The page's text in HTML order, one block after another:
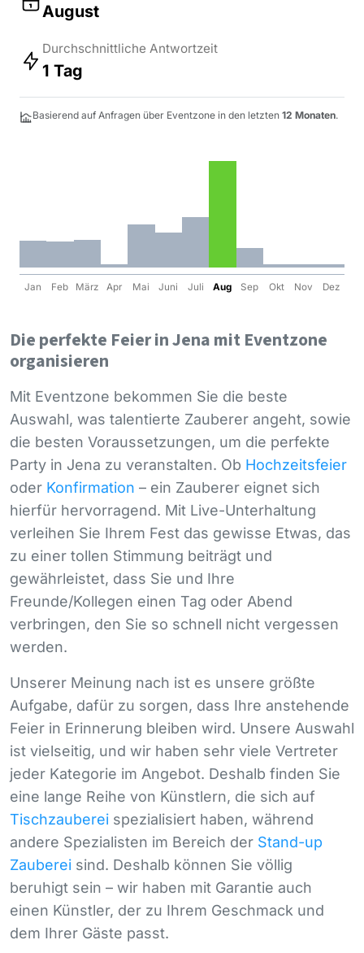
August
Durchschnittliche Antwortzeit
1 Tag
Basierend auf Anfragen über Eventzone in den letzten 12 Monaten.
Jan Feb März Apr Mai Juni Juli Aug Sep Okt Nov Dez
Die perfekte Feier in Jena mit Eventzone
organisieren
Mit Eventzone bekommen Sie die beste
Auswahl, was talentierte Zauberer angeht, sowie
die besten Voraussetzungen, um die perfekte
Party in Jena zu veranstalten. Ob Hochzeitsfeier
oder Konfirmation – ein Zauberer eignet sich
hierfür hervorragend. Mit Live-Unterhaltung
verleihen Sie Ihrem Fest das gewisse Etwas, das
zu einer tollen Stimmung beiträgt und
gewährleistet, dass Sie und Ihre
Freunde/Kollegen einen Tag oder Abend
verbringen, den Sie so schnell nicht vergessen
werden.
Unserer Meinung nach ist es unsere größte
Aufgabe, dafür zu sorgen, dass Ihre anstehende
Feier in Erinnerung bleiben wird. Unsere Auswahl
ist vielseitig, und wir haben sehr viele Vertreter
jeder Kategorie im Angebot. Deshalb finden Sie
eine lange Reihe von Künstlern, die sich auf
Tischzauberei spezialisiert haben, während
andere Spezialisten im Bereich der Stand-up
Zauberei sind. Deshalb können Sie völlig
beruhigt sein – wir haben mit Garantie auch
einen Künstler, der zu Ihrem Geschmack und
dem Ihrer Gäste passt.